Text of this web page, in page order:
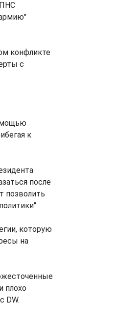
конфликте
с
к
после
позволить
которую
на
плохо
DW.